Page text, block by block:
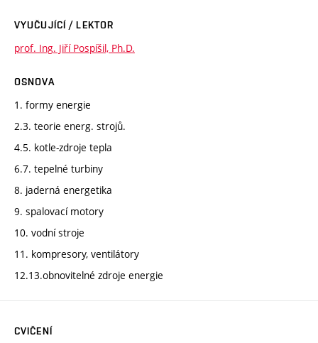
VYUČUJÍCÍ / LEKTOR
prof. Ing. Jiří Pospíšil, Ph.D.
OSNOVA
1. formy energie
2.3. teorie energ. strojů.
4.5. kotle-zdroje tepla
6.7. tepelné turbiny
8. jaderná energetika
9. spalovací motory
10. vodní stroje
11. kompresory, ventilátory
12.13.obnovitelné zdroje energie
CVIČENÍ